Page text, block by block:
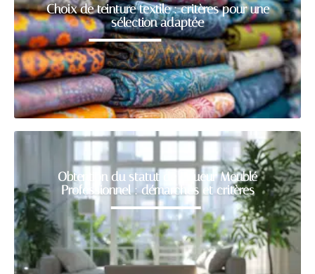
Choix de teinture textile : critères pour une
sélection adaptée
Obtention du statut de Loueur Meublé
Professionnel : démarches et critères